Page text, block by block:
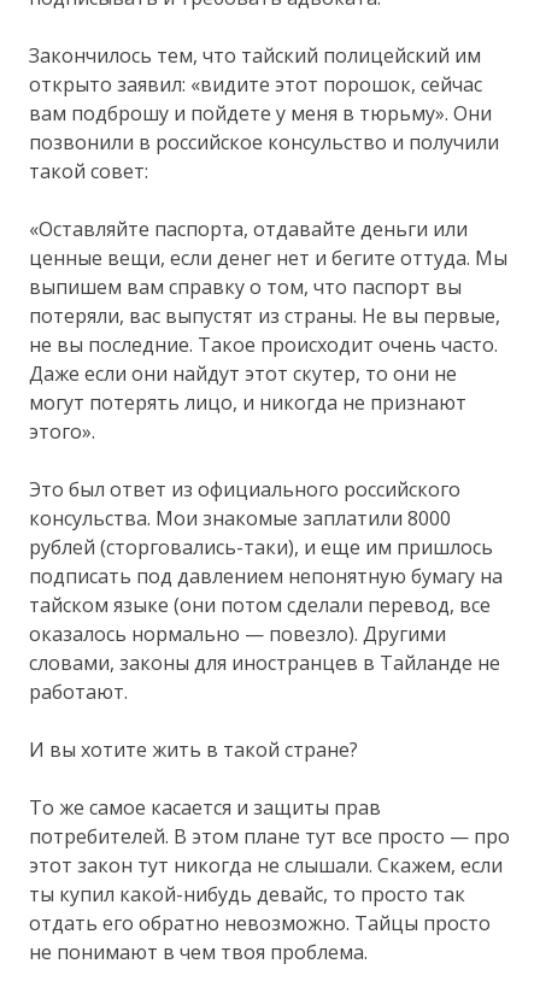
Закончилось тем, что тайский полицейский им
открыто заявил: «видите этот порошок, сейчас
вам подброшу и пойдете у меня в тюрьму». Они
позвонили в российское консульство и получили
такой совет:
«Оставляйте паспорта, отдавайте деньги или
ценные вещи, если денег нет и бегите оттуда. Мы
выпишем вам справку о том, что паспорт вы
потеряли, вас выпустят из страны. Не вы первые,
не вы последние. Такое происходит очень часто.
Даже если они найдут этот скутер, то они не
могут потерять лицо, и никогда не признают
этого».
Это был ответ из официального российского
консульства. Мои знакомые заплатили 8000
рублей (сторговались-таки), и еще им пришлось
подписать под давлением непонятную бумагу на
тайском языке (они потом сделали перевод, все
оказалось нормально — повезло). Другими
словами, законы для иностранцев в Тайланде не
работают.
И вы хотите жить в такой стране?
То же самое касается и защиты прав
потребителей. В этом плане тут все просто — про
этот закон тут никогда не слышали. Скажем, если
ты купил какой-нибудь девайс, то просто так
отдать его обратно невозможно. Тайцы просто
не понимают в чем твоя проблема.